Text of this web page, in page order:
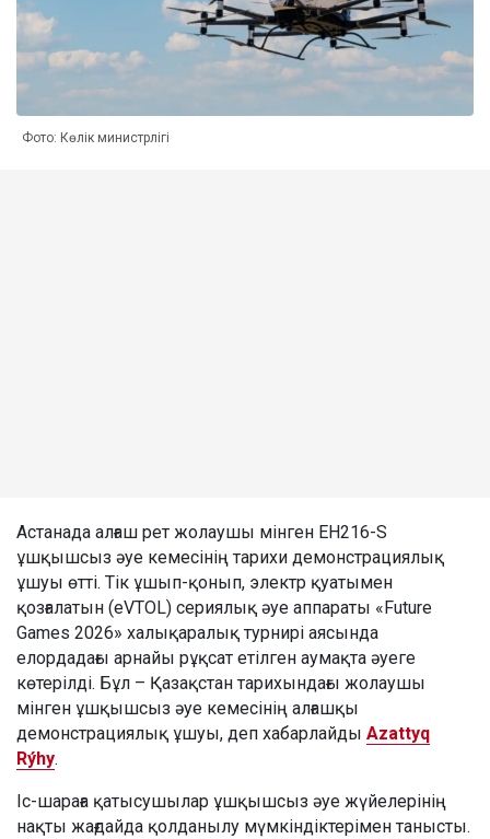
Фото: Көлік министрлігі
Астанада алғаш рет жолаушы мінген EH216-S
ұшқышсыз әуе кемесінің тарихи демонстрациялық
ұшуы өтті. Тік ұшып-қонып, электр қуатымен
қозғалатын (eVTOL) сериялық әуе аппараты «Future
Games 2026» халықаралық турнирі аясында
елордадағы арнайы рұқсат етілген аумақта әуеге
көтерілді. Бұл – Қазақстан тарихындағы жолаушы
мінген ұшқышсыз әуе кемесінің алғашқы
демонстрациялық ұшуы, деп хабарлайды Azattyq
Rýhy.
Іс-шараға қатысушылар ұшқышсыз әуе жүйелерінің
нақты жағдайда қолданылу мүмкіндіктерімен танысты.